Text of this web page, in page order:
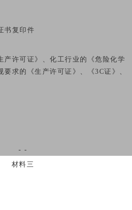
书复印件
产许可证》、化工行业的《危险化学
求的《生产许可证》、《3C证》、
- -
材料三